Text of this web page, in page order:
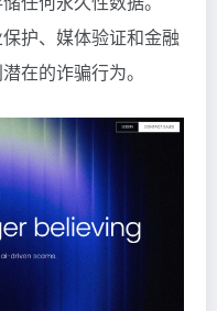
护、媒体验证和金融
在的诈骗行为。